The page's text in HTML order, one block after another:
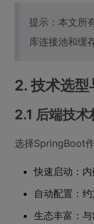
提示：本文所
库连接池和缓
2. 技术选
2.1 后端技
选择SpringBoot
快速启动：
自动配置：
生态丰富：